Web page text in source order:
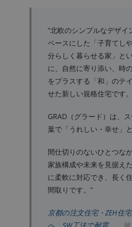
“北欧のシンプルなデザイ
ベースにした「子育てし
分らしく暮らせる家」と
に、自然に寄り添い、時
をプラスする「和」のテ
せた新しい規格住宅です。
GRAD（グラード）は、
葉で「うれしい・幸せ」と
間仕切りのないひとつな
家族構成や未来を見据え
に柔軟に対応でき、長く
間取りです。”
京都の注文住宅・ZEH住
へ。SW工法で耐震 …
施